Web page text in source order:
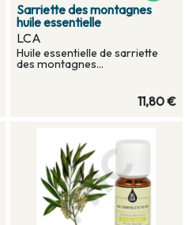
Sarriette des montagnes
huile essentielle
LCA
Huile essentielle de sarriette
des montagnes...
11,80 €